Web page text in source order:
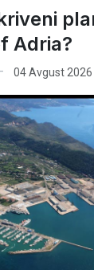
Adria?
04 Avgust 2026